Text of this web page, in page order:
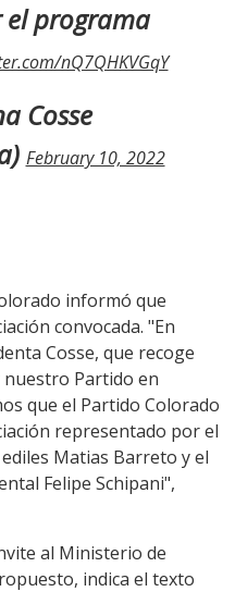
programa
nQ7QHKVGqY
Cosse
February 10, 2022
informó que
convocada. "En
Cosse, que recoge
Partido en
que el Partido Colorado
representado por el
Matias Barreto y el
Felipe Schipani",
al Ministerio de
indica el texto